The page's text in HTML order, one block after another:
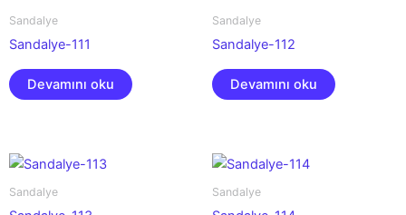
Sandalye
Sandalye-111
Devamını oku
Sandalye
Sandalye-112
Devamını oku
Sandalye Sandalye